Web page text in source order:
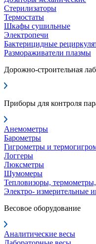
Стерилизаторы
Термостаты
Шкафы сушильные
Электропечи
Бактерицидные
Размораживатели плазмы
Дорожно-строительная
Приборы для контроля
Анемометры
Барометры
Гигрометры и
Логгеры
Люксметры
Шумомеры
Тепловизоры,
Электро- измерительные
Весовое оборудование
Аналитические весы